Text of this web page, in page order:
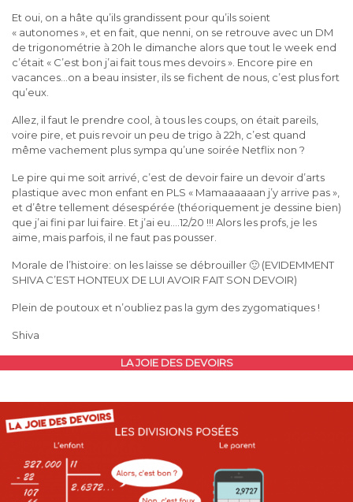
Et oui, on a hâte qu’ils grandissent pour qu’ils soient
« autonomes », et en fait, que nenni, on se retrouve avec un DM
de trigonométrie à 20h le dimanche alors que tout le week end
c’était « C’est bon j’ai fait tous mes devoirs ». Encore pire en
vacances…on a beau insister, ils se fichent de nous, c’est plus fort
qu’eux.
Allez, il faut le prendre cool, à tous les coups, on était pareils,
voire pire, et puis revoir un peu de trigo à 22h, c’est quand
même vachement plus sympa qu’une soirée Netflix non ?
Le pire qui me soit arrivé, c’est de devoir faire un devoir d’arts
plastique avec mon enfant en PLS « Mamaaaaaan j’y arrive pas »,
et d’être tellement désespérée (théoriquement je dessine bien)
que j’ai fini par lui faire. Et j’ai eu….12/20 !!! Alors les profs, je les
aime, mais parfois, il ne faut pas pousser.
Morale de l’histoire: on les laisse se débrouiller 🙂 (EVIDEMMENT
SHIVA C’EST HONTEUX DE LUI AVOIR FAIT SON DEVOIR)
Plein de poutoux et n’oubliez pas la gym des zygomatiques !
Shiva
LA JOIE DES DEVOIRS